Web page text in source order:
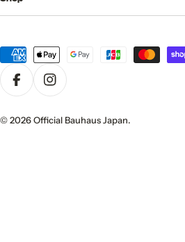
済
法
© 2026Official Bauhaus Japan.